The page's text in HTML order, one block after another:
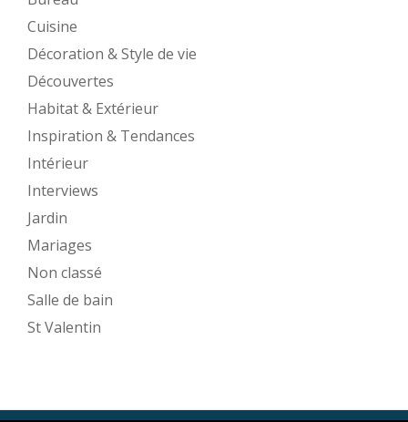
Cuisine
Décoration & Style de vie
Découvertes
Habitat & Extérieur
Inspiration & Tendances
Intérieur
Interviews
Jardin
Mariages
Non classé
Salle de bain
St Valentin